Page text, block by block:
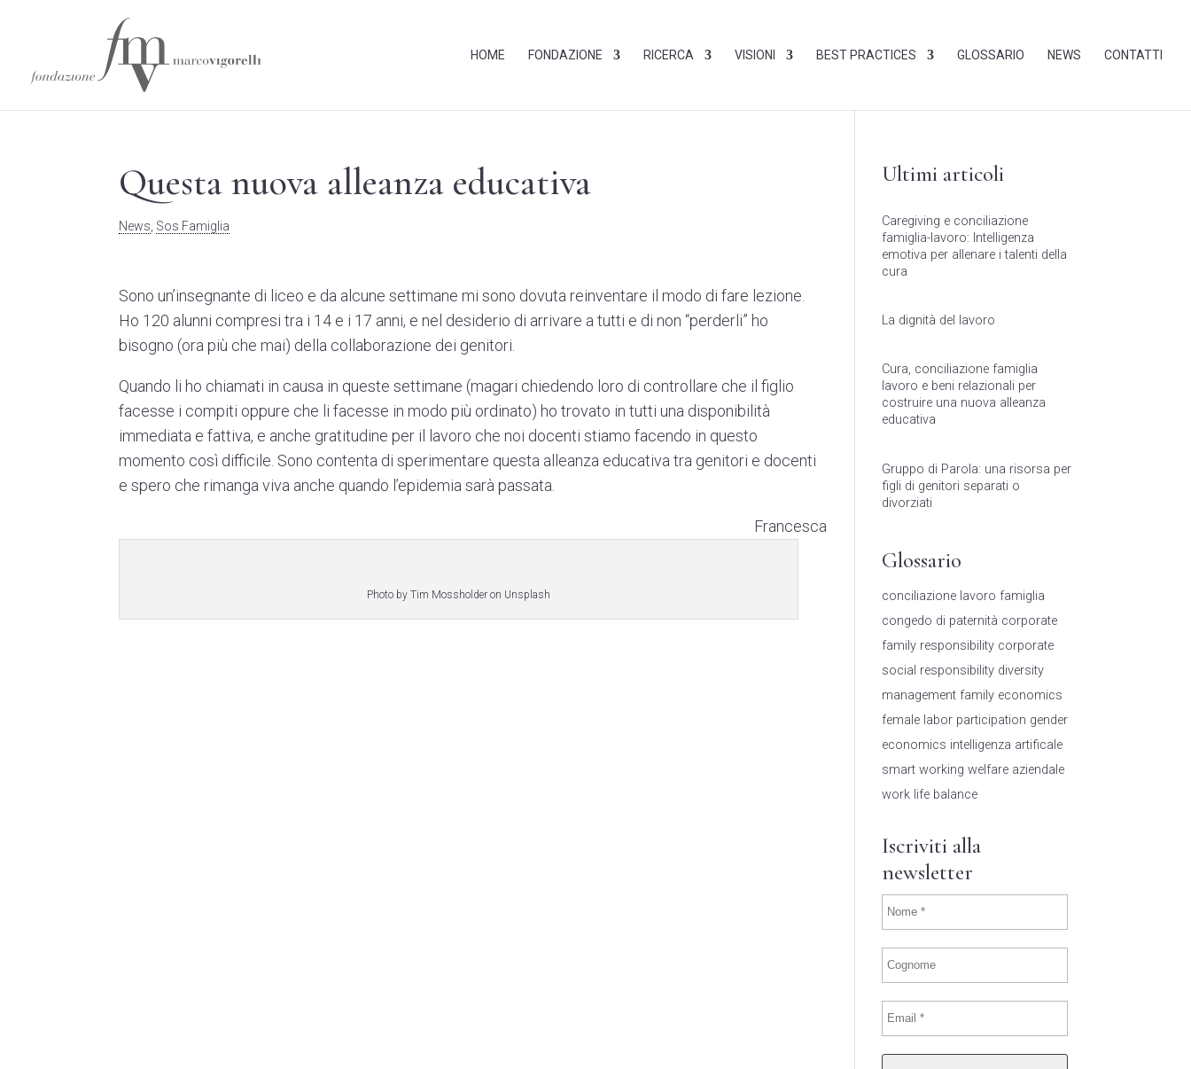
HOME FONDAZIONE RICERCA VISIONI BEST PRACTICES GLOSSARIO NEWS CONTATTI
Questa nuova alleanza educativa
News Sos Famiglia
Sono un’insegnante di liceo e da alcune settimane mi sono dovuta reinventare il modo di fare lezione.
Ho 120 alunni compresi tra i 14 e i 17 anni, e nel desiderio di arrivare a tutti e di non “perderli” ho
bisogno (ora più che mai) della collaborazione dei genitori.
Quando li ho chiamati in causa in queste settimane (magari chiedendo loro di controllare che il figlio
facesse i compiti oppure che li facesse in modo più ordinato) ho trovato in tutti una disponibilità
immediata e fattiva, e anche gratitudine per il lavoro che noi docenti stiamo facendo in questo
momento così difficile. Sono contenta di sperimentare questa alleanza educativa tra genitori e docenti
e spero che rimanga viva anche quando l’epidemia sarà passata.
Francesca
Photo by Tim Mossholder on Unsplash
Ultimi articoli
Caregiving e conciliazione
famiglia-lavoro: Intelligenza
emotiva per allenare i talenti della
cura
La dignità del lavoro
Cura, conciliazione famiglia
lavoro e beni relazionali per
costruire una nuova alleanza
educativa
Gruppo di Parola: una risorsa per
figli di genitori separati o
divorziati
Glossario
conciliazione lavoro famiglia
congedo di paternità corporate
family responsibility corporate
social responsibility diversity
management family economics
female labor participation gender
economics intelligenza artificale
smart working welfare aziendale
work life balance
Iscriviti alla
newsletter